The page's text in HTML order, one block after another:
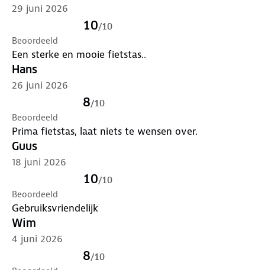
29 juni 2026
10/10
Beoordeeld
Een sterke en mooie fietstas..
Hans
26 juni 2026
8/10
Beoordeeld
Prima fietstas, laat niets te wensen over.
Guus
18 juni 2026
10/10
Beoordeeld
Gebruiksvriendelijk
Wim
4 juni 2026
8/10